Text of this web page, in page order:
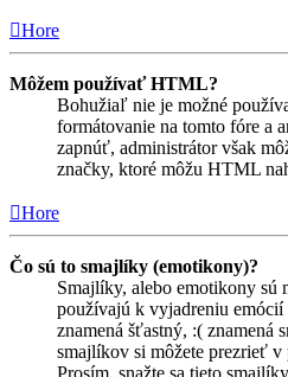
Hore
Môžem používať HTML?
Bohužiaľ nie je možné
formátovanie na tomto fóre a
zapnúť, administrátor však
značky, ktoré môžu HTML
Hore
Čo sú to smajlíky (emotikony)?
Smajlíky, alebo emotikony sú
používajú k vyjadreniu
znamená šťastný, :( znamená
smajlíkov si môžete prezrieť
Prosím, snažte sa tieto